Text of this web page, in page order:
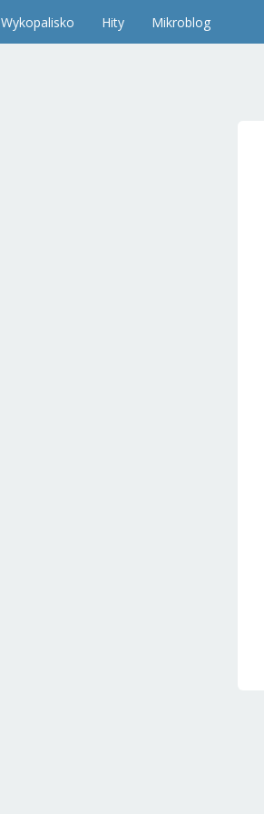
Wykopalisko Hity Mikroblog